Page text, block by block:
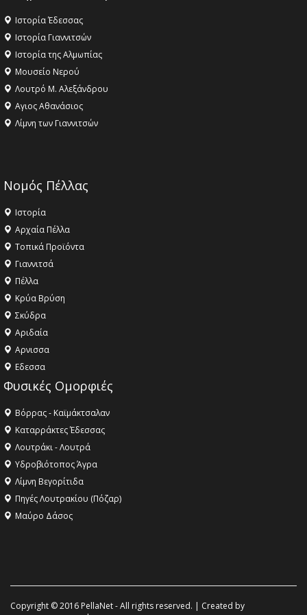
Ιστορία Έδεσσας
Ιστορία Γιαννιτσών
Ιστορία της Αλμωπίας
Μουσείο Νερού
Λουτρό Μ. Αλεξάνδρου
Αγιος Αθανάσιος
Λίμνη των Γιαννιτσών
Νομός Πέλλας
Ιστορία
Αρχαία Πέλλα
Τοπικά Προϊόντα
Γιαννιτσά
Πέλλα
Κρύα Βρύση
Σκύδρα
Αριδαία
Aρνισσα
Eδεσσα
Φυσικές Ομορφιές
Βόρρας - Καϊμάκτσαλαν
Καταρράκτες Έδεσσας
Λουτράκι - Λουτρά
Υδροβιότοπος Άγρα
Λίμνη Βεγορίτιδα
Πηγές Λουτρακίου (Πόζαρ)
Μαύρο Δάσος
Copyright © 2016 PellaNet - All rights reserved. | Created by